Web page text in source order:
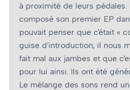
à proximité de leurs pédales.
composé son premier EP
pouvait penser que c’était «
guise d’introduction, il nous
fait mal aux jambes et que
pour lui ainsi. Ils ont été
Le mélange des sons rend